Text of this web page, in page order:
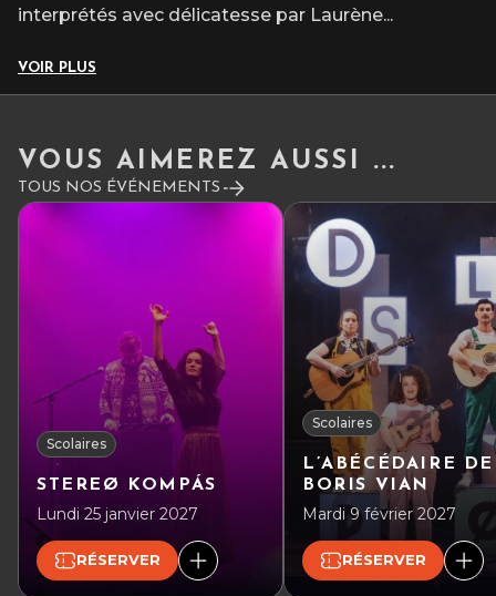
interprétés avec délicatesse par Laurène...
VOIR PLUS
VOUS AIMEREZ AUSSI ...
TOUS NOS ÉVÉNEMENTS
Scolaires
STEREØ KOMPÁS
Lundi 25 janvier 2027
RÉSERVER
Scolaires
L’ABÉCÉDAIRE DE
BORIS VIAN
Mardi 9 février 2027
RÉSERVER